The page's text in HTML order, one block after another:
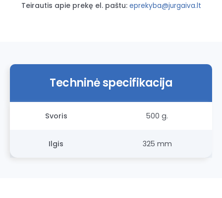
Teirautis apie prekę el. paštu: eprekyba@jurgaiva.lt
Techninė specifikacija
Svoris 500 g.
Ilgis 325 mm